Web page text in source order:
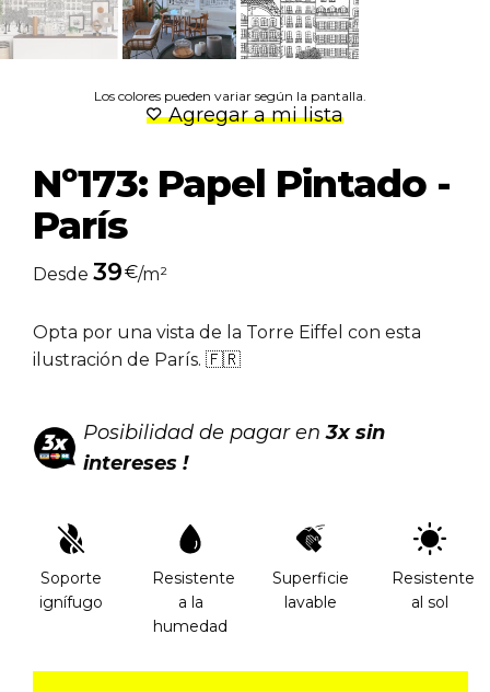
Los colores pueden variar según la pantalla.
Agregar a mi lista
Nº173: Papel Pintado -
París
Desde 39€/m²
Opta por una vista de la Torre Eiffel con esta
ilustración de París. 🇫🇷
Posibilidad de pagar en3x sin
intereses !
Soporte
ignífugo
Resistente
a la
humedad
Superficie
lavable
Resistente
al sol